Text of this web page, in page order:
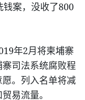
钱案，没收了800
年2月将柬埔寨
司法系统腐败程
。列入名单将减
易流量。